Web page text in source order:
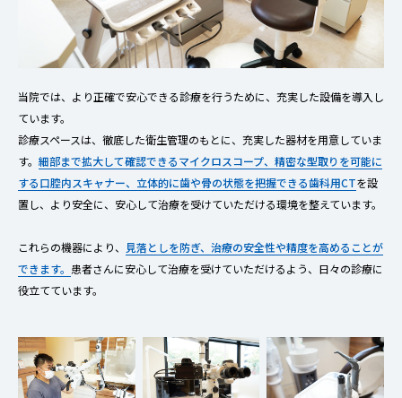
当院では、より正確で安心できる診療を行うために、充実した設備を導入し
ています。
診療スペースは、徹底した衛生管理のもとに、充実した器材を用意していま
す。 細部まで拡大して確認できるマイクロスコープ、精密な型取りを可能に
する口腔内スキャナー、立体的に歯や骨の状態を把握できる歯科用CTを設
置し、より安全に、安心して治療を受けていただける環境を整えています。
これらの機器により、
見落としを防ぎ、治療の安全性や精度を高めることが
できます。 患者さんに安心して治療を受けていただけるよう、日々の診療に
役立てています。